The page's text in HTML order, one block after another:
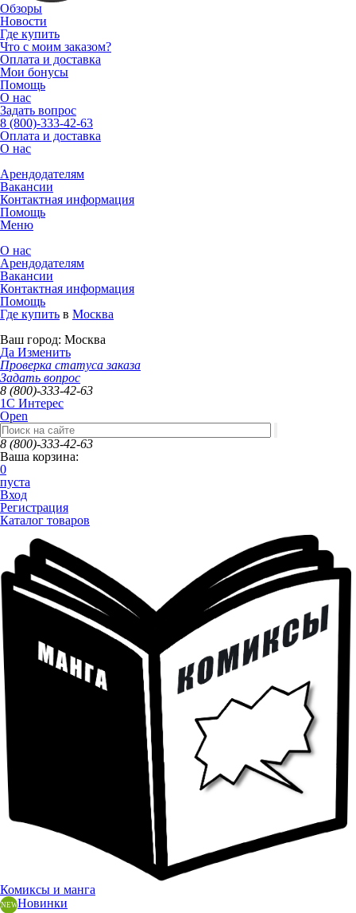
Обзоры
Новости
Где купить
Что с моим заказом?
Оплата и доставка
Мои бонусы
Помощь
О нас
Задать вопрос
8 (800)-333-42-63
Оплата и доставка
О нас
Арендодателям
Вакансии
Контактная информация
Помощь
Меню
О нас
Арендодателям
Вакансии
Контактная информация
Помощь
Где купить в Москва
Ваш город: Москва
Да Изменить
Проверка статуса заказа
Задать вопрос
8 (800)-333-42-63
1C Интерес
Open
8 (800)-333-42-63
Ваша корзина:
0
пуста
Вход
Регистрация
Каталог товаров
Комиксы и манга
Новинки